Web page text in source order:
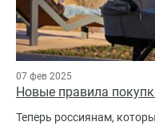
07 фев 2025
Новые правила
Теперь россиянам,